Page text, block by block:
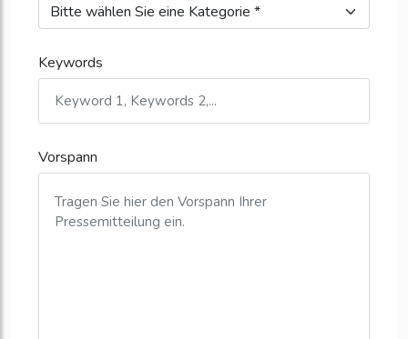
Keywords
Vorspann